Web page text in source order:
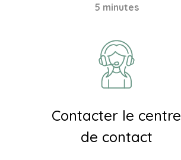
5 minutes
Contacter le centre
de contact